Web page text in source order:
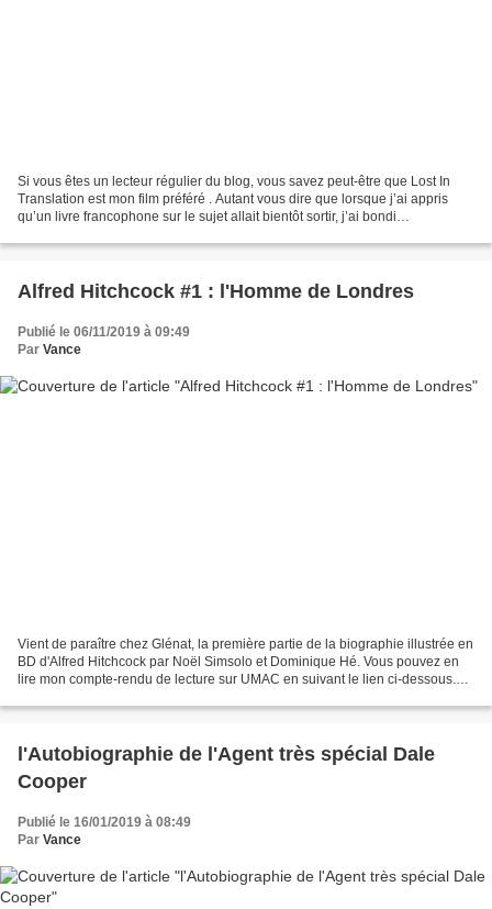
Si vous êtes un lecteur régulier du blog, vous savez peut-être que Lost In
Translation est mon film préféré . Autant vous dire que lorsque j’ai appris
qu’un livre francophone sur le sujet allait bientôt sortir, j’ai bondi
Alfred Hitchcock #1 : l'Homme de Londres
Publié le 06/11/2019 à 09:49
Par Vance
Vient de paraître chez Glénat, la première partie de la biographie illustrée en
BD d'Alfred Hitchcock par Noël Simsolo et Dominique Hé. Vous pouvez en
lire mon compte-rendu de lecture sur UMAC en suivant le lien ci-dessous.
l'Autobiographie de l'Agent très spécial Dale
Cooper
Publié le 16/01/2019 à 08:49
Par Vance